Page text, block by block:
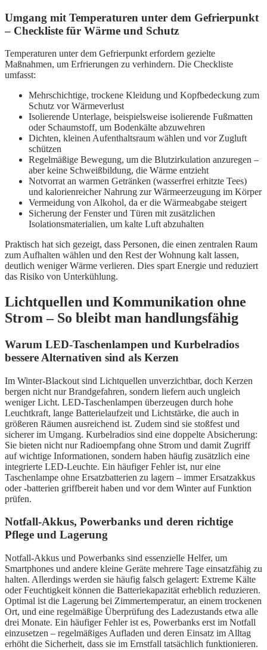
Umgang mit Temperaturen unter dem Gefrierpunkt
– Checkliste für Wärme und Schutz
Temperaturen unter dem Gefrierpunkt erfordern gezielte
Maßnahmen, um Erfrierungen zu verhindern. Die Checkliste
umfasst:
Mehrschichtige, trockene Kleidung und Kopfbedeckung zum
Schutz vor Wärmeverlust
Isolierende Unterlage, beispielsweise isolierende Fußmatten
oder Schaumstoff, um Bodenkälte abzuwehren
Dichten, kleinen Aufenthaltsraum wählen und vor Zugluft
schützen
Regelmäßige Bewegung, um die Blutzirkulation anzuregen –
aber keine Schweißbildung, die Wärme entzieht
Notvorrat an warmen Getränken (wasserfrei erhitzte Tees)
und kalorienreicher Nahrung zur Wärmeerzeugung im Körper
Vermeidung von Alkohol, da er die Wärmeabgabe steigert
Sicherung der Fenster und Türen mit zusätzlichen
Isolationsmaterialien, um kalte Luft abzuhalten
Praktisch hat sich gezeigt, dass Personen, die einen zentralen Raum
zum Aufhalten wählen und den Rest der Wohnung kalt lassen,
deutlich weniger Wärme verlieren. Dies spart Energie und reduziert
das Risiko von Unterkühlung.
Lichtquellen und Kommunikation ohne
Strom – So bleibt man handlungsfähig
Warum LED-Taschenlampen und Kurbelradios
bessere Alternativen sind als Kerzen
Im Winter-Blackout sind Lichtquellen unverzichtbar, doch Kerzen
bergen nicht nur Brandgefahren, sondern liefern auch ungleich
weniger Licht. LED-Taschenlampen überzeugen durch hohe
Leuchtkraft, lange Batterielaufzeit und Lichtstärke, die auch in
größeren Räumen ausreichend ist. Zudem sind sie stoßfest und
sicherer im Umgang. Kurbelradios sind eine doppelte Absicherung:
Sie bieten nicht nur Radioempfang ohne Strom und damit Zugriff
auf wichtige Informationen, sondern haben häufig zusätzlich eine
integrierte LED-Leuchte. Ein häufiger Fehler ist, nur eine
Taschenlampe ohne Ersatzbatterien zu lagern – immer Ersatzakkus
oder -batterien griffbereit haben und vor dem Winter auf Funktion
prüfen.
Notfall-Akkus, Powerbanks und deren richtige
Pflege und Lagerung
Notfall-Akkus und Powerbanks sind essenzielle Helfer, um
Smartphones und andere kleine Geräte mehrere Tage einsatzfähig zu
halten. Allerdings werden sie häufig falsch gelagert: Extreme Kälte
oder Feuchtigkeit können die Batteriekapazität erheblich reduzieren.
Optimal ist die Lagerung bei Zimmertemperatur, an einem trockenen
Ort, und eine regelmäßige Überprüfung des Ladezustands etwa alle
drei Monate. Ein häufiger Fehler ist es, Powerbanks erst im Notfall
einzusetzen – regelmäßiges Aufladen und deren Einsatz im Alltag
erhöht die Sicherheit, dass sie im Ernstfall tatsächlich funktionieren.